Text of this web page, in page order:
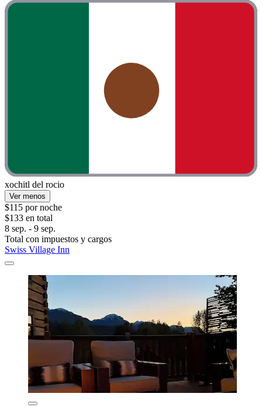
xochitl del rocio
Ver menos
$115 por noche
$133 en total
8 sep. - 9 sep.
Total con impuestos y cargos
Swiss Village Inn